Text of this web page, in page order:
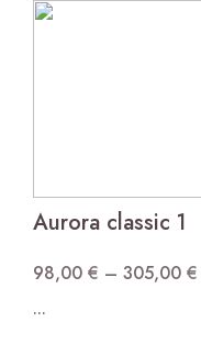
Aurora classic 1
98,00 € – 305,00 €
...